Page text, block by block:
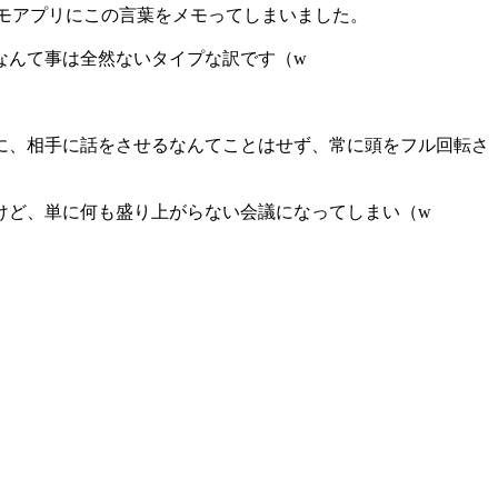
プリにこの言葉をメモってしまいました。
て事は全然ないタイプな訳です（w
相手に話をさせるなんてことはせず、常に頭をフル回転さ
、単に何も盛り上がらない会議になってしまい（w